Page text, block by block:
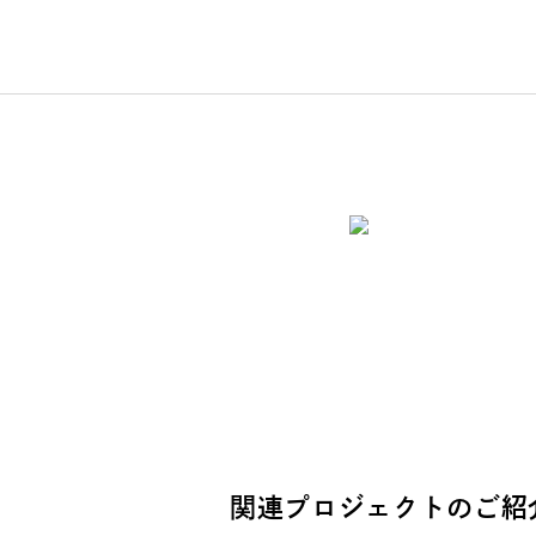
関連プロジェクトのご紹